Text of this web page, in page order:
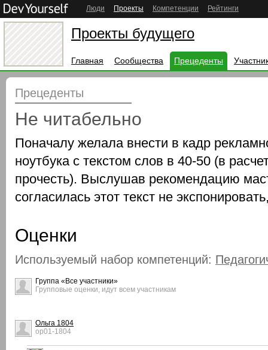
Люди Проекты Компетенции Рейтинги
Проекты будущего
Главная Сообщества Прецеденты
Прецеденты
Не читабельно
Поначалу желала внести в кадр
ноутбука с текстом слов в 40-50 (в
прочесть). Выслушав рекомендацию
согласилась этот текст не
Оценки
Используемый набор компетенций:
Группа «Все участники»
Групповые оценки, идут всем участникам
Ольга 1804
op01-1804